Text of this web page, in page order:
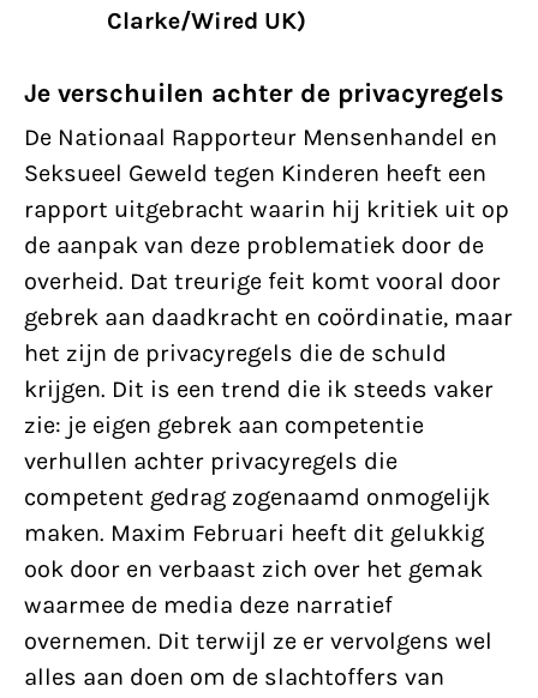
Clarke/Wired UK)
Je verschuilen achter de privacyregels
De Nationaal Rapporteur Mensenhandel en
Seksueel Geweld tegen Kinderen heeft een
rapport uitgebracht waarin hij kritiek uit op
de aanpak van deze problematiek door de
overheid. Dat treurige feit komt vooral door
gebrek aan daadkracht en coördinatie, maar
het zijn de privacyregels die de schuld
krijgen. Dit is een trend die ik steeds vaker
zie: je eigen gebrek aan competentie
verhullen achter privacyregels die
competent gedrag zogenaamd onmogelijk
maken. Maxim Februari heeft dit gelukkig
ook door en verbaast zich over het gemak
waarmee de media deze narratief
overnemen. Dit terwijl ze er vervolgens wel
alles aan doen om de slachtoffers van